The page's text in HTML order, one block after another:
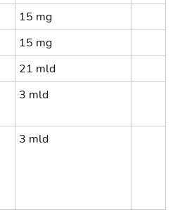
15 mg
15 mg
21 mld
3 mld
3 mld